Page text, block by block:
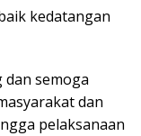
kedatangan
semoga
dan
pelaksanaan